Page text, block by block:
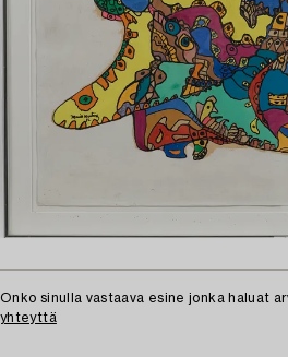
Onko sinulla vastaava esine jonka haluat
yhteyttä